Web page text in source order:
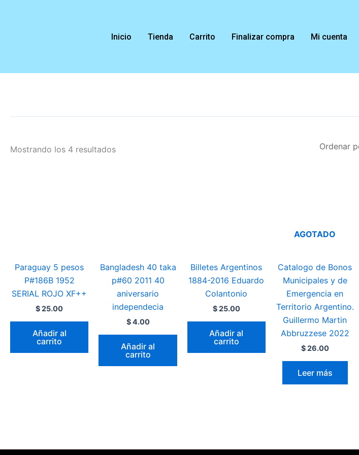
Inicio Tienda Carrito Finalizar compra Mi cuenta
Mostrando los 4 resultados
Paraguay 5 pesos
P#186B 1952
SERIAL ROJO XF++
$25.00
Añadir al
carrito
Bangladesh 40 taka
p#60 2011 40
aniversario
independecia
$4.00
Añadir al
carrito
Billetes Argentinos
1884-2016 Eduardo
Colantonio
$25.00
Añadir al
carrito
AGOTADO
Catalogo de Bonos
Municipales y de
Emergencia en
Territorio Argentino.
Guillermo Martin
Abbruzzese 2022
$26.00
Leer más